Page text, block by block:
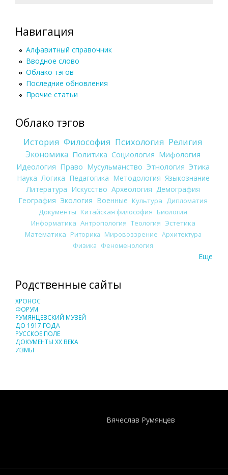
Навигация
Алфавитный справочник
Вводное слово
Облако тэгов
Последние обновления
Прочие статьи
Облако тэгов
История Философия Психология Религия
Экономика Политика Социология Мифология
Идеология Право Мусульманство Этнология Этика
Наука Логика Педагогика Методология Языкознание
Литература Искусство Археология Демография
География Экология Военные Культура
Дипломатия
Документы Китайская философия Биология
Информатика Антропология Теология Эстетика
Математика Риторика Мировоззрение Архитектура
Физика Феноменология
Еще
Родственные сайты
ХРОНОС
ФОРУМ
РУМЯНЦЕВСКИЙ МУЗЕЙ
ДО 1917 ГОДА
РУССКОЕ ПОЛЕ
ДОКУМЕНТЫ XX ВЕКА
ИЗМЫ
Вячеслав Румянцев